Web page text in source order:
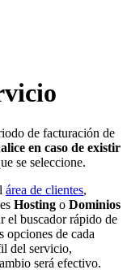
de facturación de
en caso de existir
se seleccione.
área de clientes,
Hosting o Dominios
el buscador rápido de
opciones de cada
del servicio,
será efectivo.